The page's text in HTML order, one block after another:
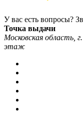
У вас есть вопросы?
Точка выдачи
Московская область,
этаж